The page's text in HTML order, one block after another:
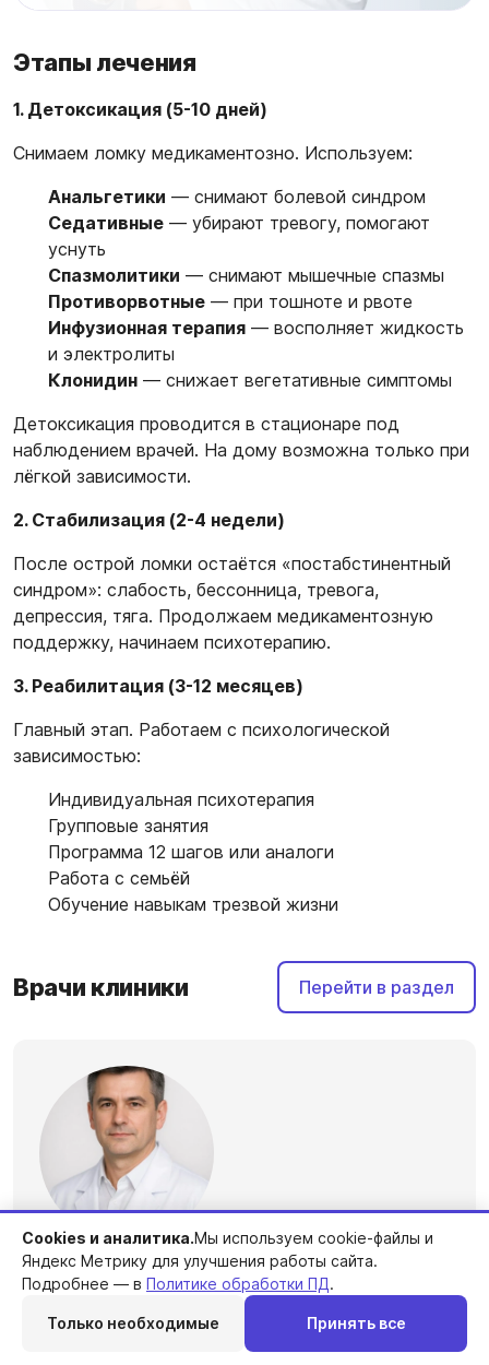
Этапы лечения
1. Детоксикация (5-10 дней)
Снимаем ломку медикаментозно. Используем:
Анальгетики — снимают болевой синдром
Седативные — убирают тревогу, помогают
уснуть
Спазмолитики — снимают мышечные спазмы
Противорвотные — при тошноте и рвоте
Инфузионная терапия — восполняет жидкость
и электролиты
Клонидин — снижает вегетативные симптомы
Детоксикация проводится в стационаре под
наблюдением врачей. На дому возможна только при
лёгкой зависимости.
2. Стабилизация (2-4 недели)
После острой ломки остаётся «постабстинентный
синдром»: слабость, бессонница, тревога,
депрессия, тяга. Продолжаем медикаментозную
поддержку, начинаем психотерапию.
3. Реабилитация (3-12 месяцев)
Главный этап. Работаем с психологической
зависимостью:
Индивидуальная психотерапия
Групповые занятия
Программа 12 шагов или аналоги
Работа с семьёй
Обучение навыкам трезвой жизни
Врачи клиники Перейти в раздел
Кузнецов Михаил Анатольевич
Специализация
Cookies и аналитика.Мы используем cookie-файлы и
Яндекс Метрику для улучшения работы сайта.
Подробнее — в Политике обработки ПД.
Только необходимые Принять все